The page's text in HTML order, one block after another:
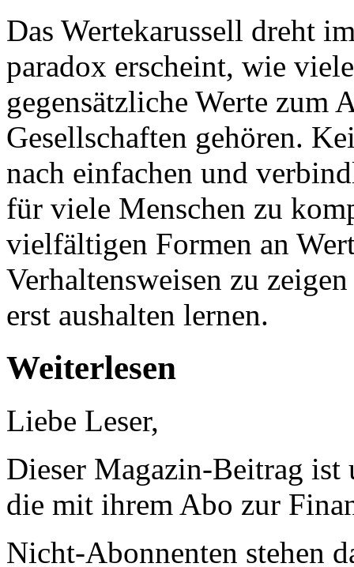
Das Wertekarussell dreht
paradox erscheint, wie
gegensätzliche Werte zum
Gesellschaften gehören.
nach einfachen und
für viele Menschen zu
vielfältigen Formen an
Verhaltensweisen zu
erst aushalten lernen.
Weiterlesen
Liebe Leser,
Dieser Magazin-Beitrag ist
die mit ihrem Abo zur
Nicht-Abonnenten stehen